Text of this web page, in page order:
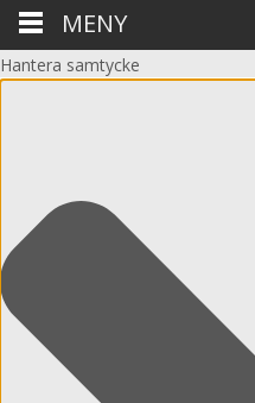
Hantera samtycke
MENY